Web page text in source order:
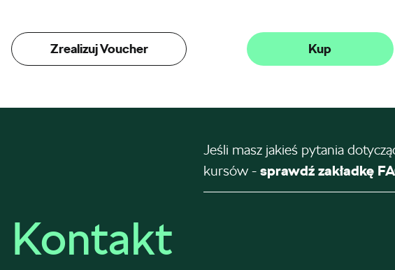
Zrealizuj Voucher Kup
Jeśli masz jakieś pytania
kursów - sprawdź zakładkę
Kontakt